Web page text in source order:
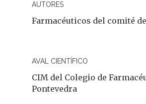
AUTORES
Farmacéuticos del comité
AVAL CIENTÍFICO
CIM del Colegio de
Pontevedra